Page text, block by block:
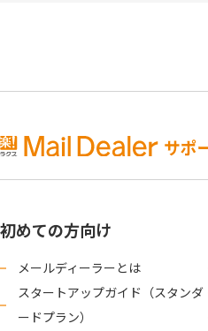
初めての方向け
メールディーラーとは
スタートアップガイド（スタンダ
ードプラン）